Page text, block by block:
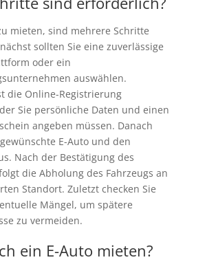
mieten, sind mehrere Schritte
sollten Sie eine zuverlässige
oder ein
auswählen.
die Online-Registrierung
Sie persönliche Daten und einen
angeben müssen. Danach
E-Auto und den
Nach der Bestätigung des
die Abholung des Fahrzeugs an
Standort. Zuletzt checken Sie
Mängel, um spätere
zu vermeiden.
ein E-Auto mieten?